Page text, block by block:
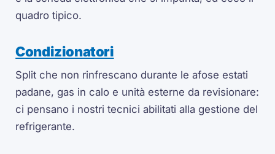
quadro tipico.
Condizionatori
Split che non rinfrescano durante le afose estati
padane, gas in calo e unità esterne da revisionare:
ci pensano i nostri tecnici abilitati alla gestione del
refrigerante.